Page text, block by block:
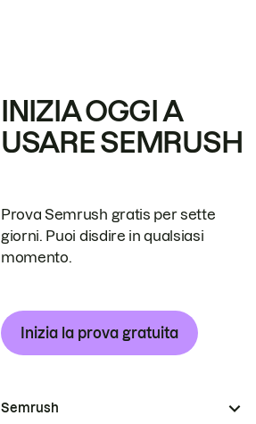
INIZIA OGGI A
USARE SEMRUSH
Prova Semrush gratis per sette
giorni. Puoi disdire in qualsiasi
momento.
Inizia la prova gratuita
Semrush